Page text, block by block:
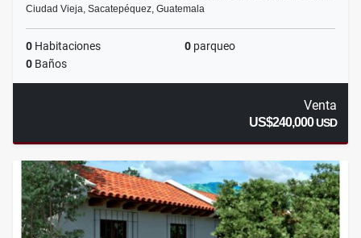
Ciudad Vieja, Sacatepéquez, Guatemala
0 Habitaciones 0 parqueo
0 Baños
Venta
US$240,000USD